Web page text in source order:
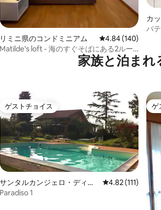
5つ星中4.92つ星の平均評価
リミニ県のコンドミニアム レビュー140件、5
4.84 (140)
Matilde's loft - 海のすぐそばにある2ルー
カ
ム
パ
家族と泊まれ
5つ星中4.94つ星の平均評価
ゲストチョイス
ゲストチョイス
サンタルカンジェロ・ディ・
ロマーニャの一軒家
レビュー111件、
4.82 (111)
Paradiso 1
ゲ
ゲ